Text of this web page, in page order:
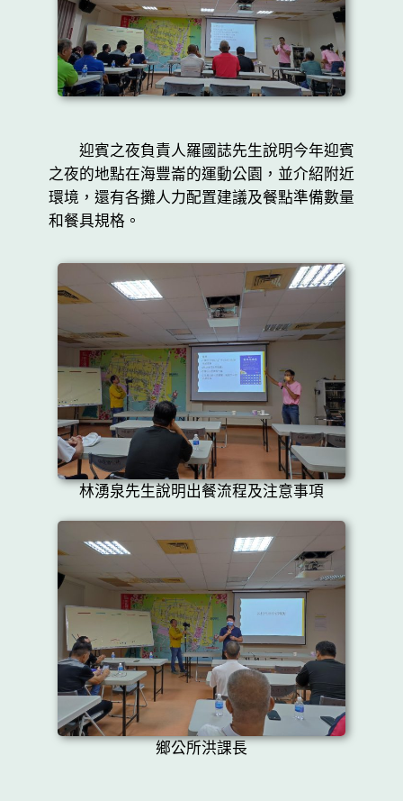
迎賓之夜負責人羅國誌先生說明今年迎賓
之夜的地點在海豐崙的運動公園，並介紹附近
環境，還有各攤人力配置建議及餐點準備數量
和餐具規格。
林湧泉先生說明出餐流程及注意事項
鄉公所洪課長